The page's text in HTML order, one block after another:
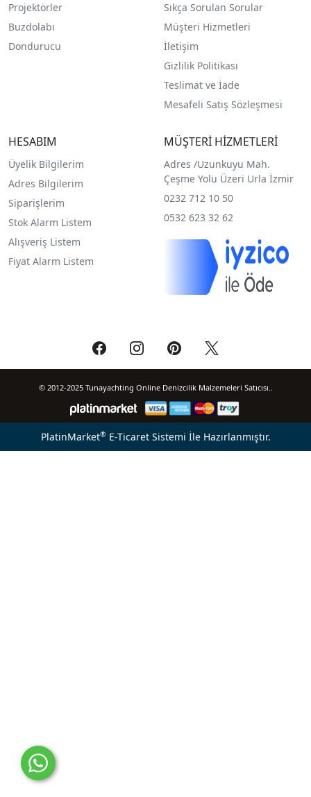
Projektörler
Buzdolabı
Dondurucu
Sıkça Sorulan Sorular
Müşteri Hizmetleri
İletişim
Gizlilik Politikası
Teslimat ve İade
Mesafeli Satış Sözleşmesi
HESABIM
Üyelik Bilgilerim
Adres Bilgilerim
Siparişlerim
Stok Alarm Listem
Alışveriş Listem
Fiyat Alarm Listem
MÜŞTERİ HİZMETLERİ
Adres /Uzunkuyu Mah.
Çeşme Yolu Üzeri Urla İzmir
0232 712 10 50
0532 623 32 62
© 2012-2025 Tunayachting Online Denizcilik Malzemeleri Satıcısı..
PlatinMarket®E-Ticaret Sistemi İle Hazırlanmıştır.